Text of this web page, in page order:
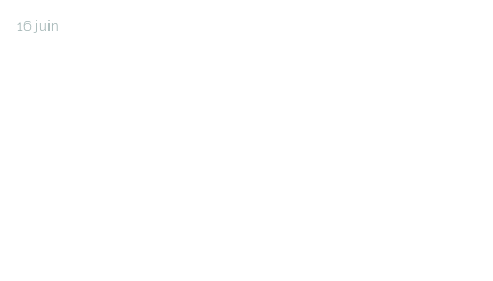
16 juin